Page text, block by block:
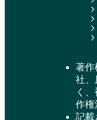
著作
社、
く
作権
記載